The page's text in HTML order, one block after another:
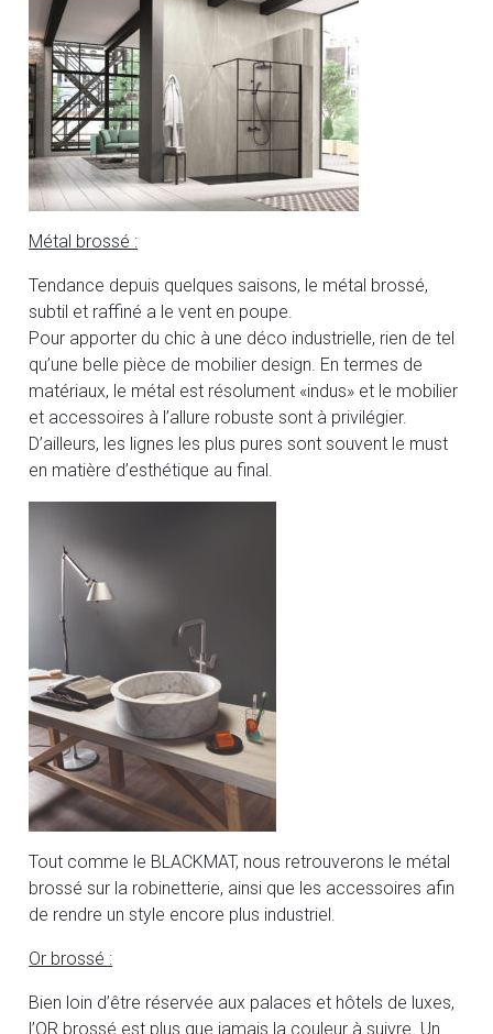
Métal brossé :
Tendance depuis quelques saisons, le métal brossé,
subtil et raffiné a le vent en poupe.
Pour apporter du chic à une déco industrielle, rien de tel
qu’une belle pièce de mobilier design. En termes de
matériaux, le métal est résolument «indus» et le mobilier
et accessoires à l’allure robuste sont à privilégier.
D’ailleurs, les lignes les plus pures sont souvent le must
en matière d’esthétique au final.
Tout comme le BLACKMAT, nous retrouverons le métal
brossé sur la robinetterie, ainsi que les accessoires afin
de rendre un style encore plus industriel.
Or brossé :
Bien loin d’être réservée aux palaces et hôtels de luxes,
l’OR brossé est plus que jamais la couleur à suivre. Un